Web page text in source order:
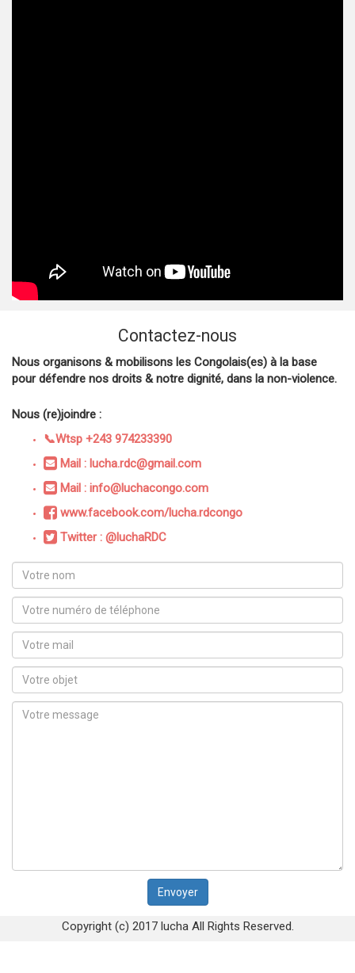
Contactez-nous
Nous organisons & mobilisons les Congolais(es) à la base
pour défendre nos droits & notre dignité, dans la non-violence.
Nous (re)joindre :
📞Wtsp +243 974233390
Mail : lucha.rdc@gmail.com
Mail : info@luchacongo.com
www.facebook.com/lucha.rdcongo
Twitter : @luchaRDC
Copyright (c) 2017 lucha All Rights Reserved.